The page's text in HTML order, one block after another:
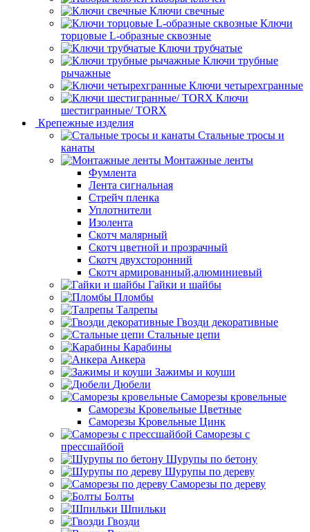
Ключи свечные
Ключи
торцовые L-образные сквозные
Ключи трубчатые
Ключи трубные
рычажные
Ключи четырехгранные
Ключи
шестигранные/ TORX
Крепежные изделия
Стальные тросы и
канаты
Монтажные ленты
Фумлента
Лента сигнальная
Стрейч пленка
Уплотнители
Изолента
Скотч малярный
Скотч цветной и прозрачный
Скотч двухсторонний
Скотч армированный,алюминиевый
Гайки и шайбы
Пломбы
Талрепы
Гвозди декоративные
Стальные цепи
Карабины
Анкера
Зажимы и коуши
Дюбели
Саморезы кровельные
Саморезы Кровельные Цветные
Саморезы Кровельные Цинк
Саморезы с
прессшайбой
Шурупы по бетону
Шурупы по дереву
Саморезы по дереву
Болты
Шпильки
Гвозди